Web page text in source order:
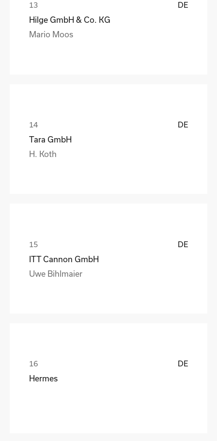
DE
Hilge GmbH & Co. KG
Mario Moos
DE
Tara GmbH
H. Koth
DE
ITT Cannon GmbH
Uwe Bihlmaier
DE
Hermes